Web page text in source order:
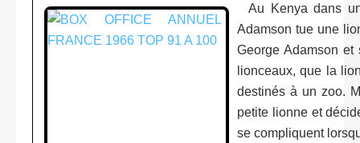
Au Kenya dans
Adamson tue une
George Adamson
lionceaux, que la
destinés à un zoo.
petite lionne et
se compliquent